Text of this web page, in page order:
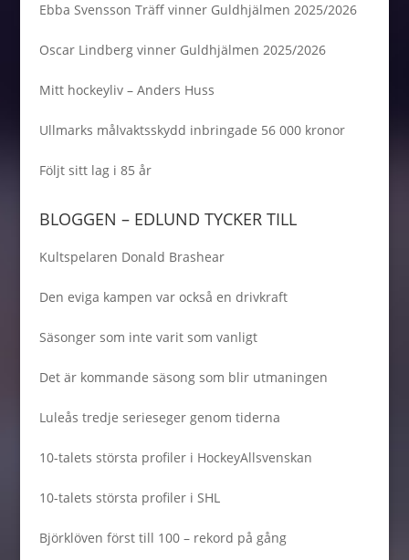
Ebba Svensson Träff vinner Guldhjälmen 2025/2026
Oscar Lindberg vinner Guldhjälmen 2025/2026
Mitt hockeyliv – Anders Huss
Ullmarks målvaktsskydd inbringade 56 000 kronor
Följt sitt lag i 85 år
BLOGGEN – EDLUND TYCKER TILL
Kultspelaren Donald Brashear
Den eviga kampen var också en drivkraft
Säsonger som inte varit som vanligt
Det är kommande säsong som blir utmaningen
Luleås tredje serieseger genom tiderna
10-talets största profiler i HockeyAllsvenskan
10-talets största profiler i SHL
Björklöven först till 100 – rekord på gång